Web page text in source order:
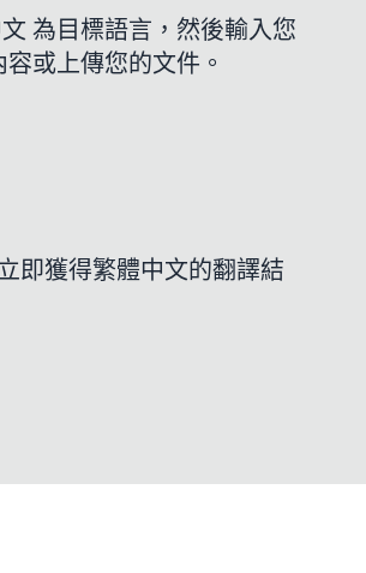
為目標語言，然後輸入您
或上傳您的文件。
即獲得繁體中文的翻譯結